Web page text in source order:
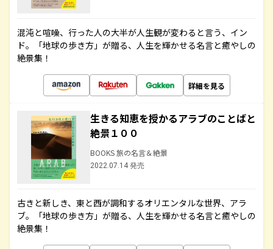
混沌と喧噪、行った人の大半が人生観が変わると言う、イン
ド。「地球の歩き方」が贈る、人生を輝かせる名言と癒やしの
絶景集！
詳細を見る
生きる知恵を授かるアラブのことばと
絶景１００
BOOKS 旅の名言＆絶景
2022.07.14 発売
古きと新しき、東と西が調和するオリエンタルな世界、アラ
ブ。「地球の歩き方」が贈る、人生を輝かせる名言と癒やしの
絶景集！